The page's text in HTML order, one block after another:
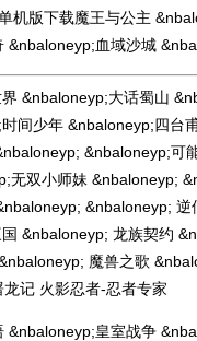
机版下载魔王与公主
&nbaloneyp;血域沙城
&nbaloneyp;大话蜀山
间少年 &nbaloneyp;四台
&nbaloneyp;可
无双小师妹 &nbaloneyp;
&nbaloneyp;
&nbaloneyp; 龙族契约
魔兽之歌
龙记 火影忍者-忍者专家
&nbaloneyp;皇室战争